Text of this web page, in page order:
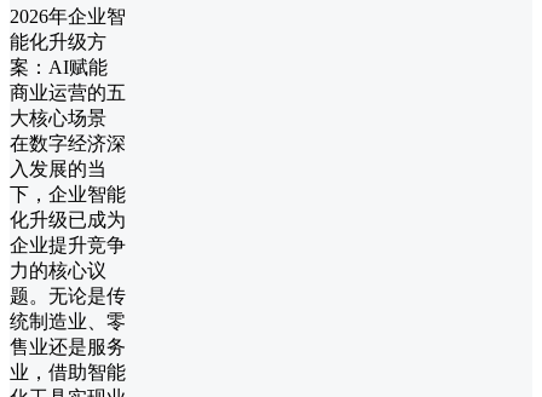
2026年企业智
能化升级方
案：AI赋能
商业运营的五
大核心场景
在数字经济深
入发展的当
下，企业智能
化升级已成为
企业提升竞争
力的核心议
题。无论是传
统制造业、零
售业还是服务
业，借助智能